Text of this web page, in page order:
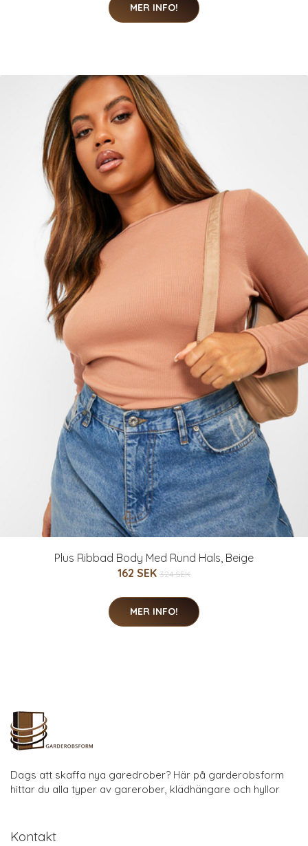
MER INFO!
Plus Ribbad Body Med Rund Hals, Beige
162 SEK 324 SEK
MER INFO!
Dags att skaffa nya garedrober? Här på garderobsform
hittar du alla typer av garerober, klädhängare och hyllor
Kontakt